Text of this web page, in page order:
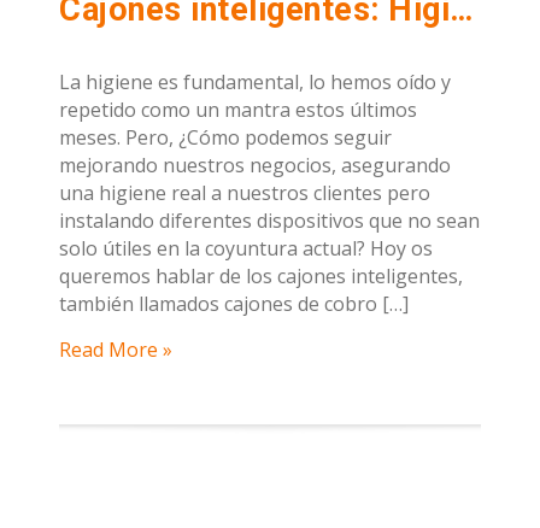
Cajones inteligentes: Higiene garantizada y control total de tu dinero
La higiene es fundamental, lo hemos oído y
repetido como un mantra estos últimos
meses. Pero, ¿Cómo podemos seguir
mejorando nuestros negocios, asegurando
una higiene real a nuestros clientes pero
instalando diferentes dispositivos que no sean
solo útiles en la coyuntura actual? Hoy os
queremos hablar de los cajones inteligentes,
también llamados cajones de cobro […]
Read More »